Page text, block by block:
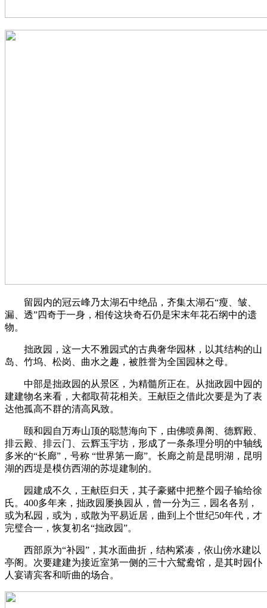
留园内的冠云峰乃太湖石中绝品，齐集太湖石“瘦、皱、
漏、透”四奇于一身，相传这块奇石仍是宋末年花石纲中的遗
物。
拙政园，这一大不雅园式的古典奢华园林，以其结构的山
岛、竹坞、松岗、曲水之趣，被胜誉为全国园林之母。
中部是拙政园的从景区，为精髓所正在。从拙政园中园的
建建物名来看，大都取荷花相关。王献臣之借此次要是为了表
达他孤高不群的清高风致。
颐和园自万寿山顶的聪慧海向下，由佛喷鼻阁、德辉殿、
排云殿、排云门、云辉玉宇坊，形成了一条条理分明的中轴线
多米的“长廊”，号称 “世界第一廊”。长廊之前是昆明湖，昆明
湖的西堤是模仿西湖的苏堤建制的。
园建成不久，王献臣归天，其子豪赌中把整个园子输给徐
氏。400多年来，拙政园屡换园从，曾一分为三，园名各别，
或为私园，或为，或散为平易近居，曲到上个世纪50年代，才
完璧合一，恢复初名“拙政园”。
西部原为“补园”，其水面曲折，结构紧凑，依山傍水建以
亭阁。次要建建为接近室第一侧的三十六鸳鸯馆，是其时园仆
人宴请宾客和听曲的场合。